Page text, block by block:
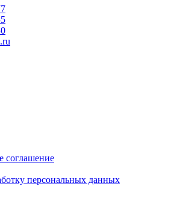
соглашение
персональных данных